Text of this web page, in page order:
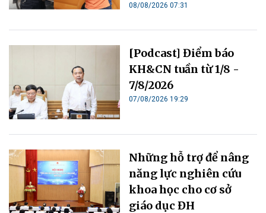
08/08/2026 07:31
[Podcast] Điểm báo
KH&CN tuần từ 1/8 -
7/8/2026
07/08/2026 19:29
Những hỗ trợ để nâng
năng lực nghiên cứu
khoa học cho cơ sở
giáo dục ĐH